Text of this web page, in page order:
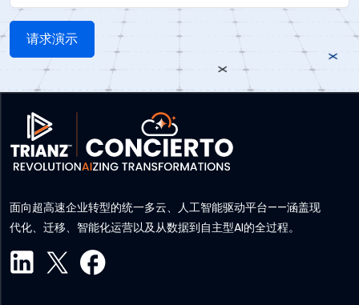
面向超高速企业转型的统一多云、人工智能驱动平台——涵盖现
代化、迁移、智能化运营以及从数据到自主型AI的全过程。